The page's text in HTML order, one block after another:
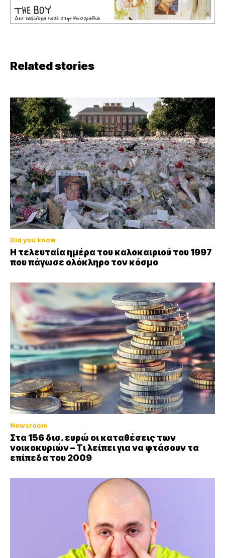
Related stories
Did you know
Η τελευταία ημέρα του καλοκαιριού του 1997
που πάγωσε ολόκληρο τον κόσμο
Newsroom
Στα 156 δισ. ευρώ οι καταθέσεις των
νοικοκυριών – Τι λείπει για να φτάσουν τα
επίπεδα του 2009